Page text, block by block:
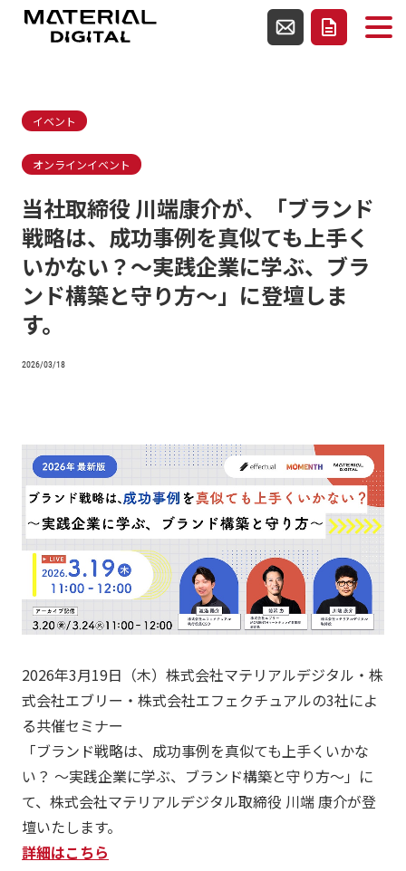
使用テンプレートファイルsingle.phpお問い合わせ
資料請求
イベント
オンラインイベント
当社取締役 川端康介が、「ブランド
戦略は、成功事例を真似ても上手く
いかない？～実践企業に学ぶ、ブラ
ンド構築と守り方～」に登壇しま
す。
2026/03/18
2026年3月19日（木）株式会社マテリアルデジタル・株
式会社エブリー・株式会社エフェクチュアルの3社によ
る共催セミナー
「ブランド戦略は、成功事例を真似ても上手くいかな
い？ ～実践企業に学ぶ、ブランド構築と守り方～」に
て、株式会社マテリアルデジタル取締役 川端 康介が登
壇いたします。
詳細はこちら